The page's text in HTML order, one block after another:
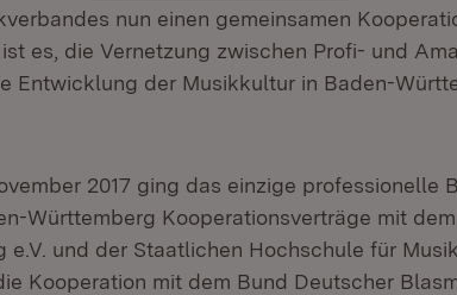
nun einen gemeinsamen
es, die Vernetzung zwischen Profi- und
Entwicklung der Musikkultur in Baden-
2017 ging das einzige professionelle
Württemberg Kooperationsverträge mit
e.V. und der Staatlichen Hochschule für
Kooperation mit dem Bund Deutscher